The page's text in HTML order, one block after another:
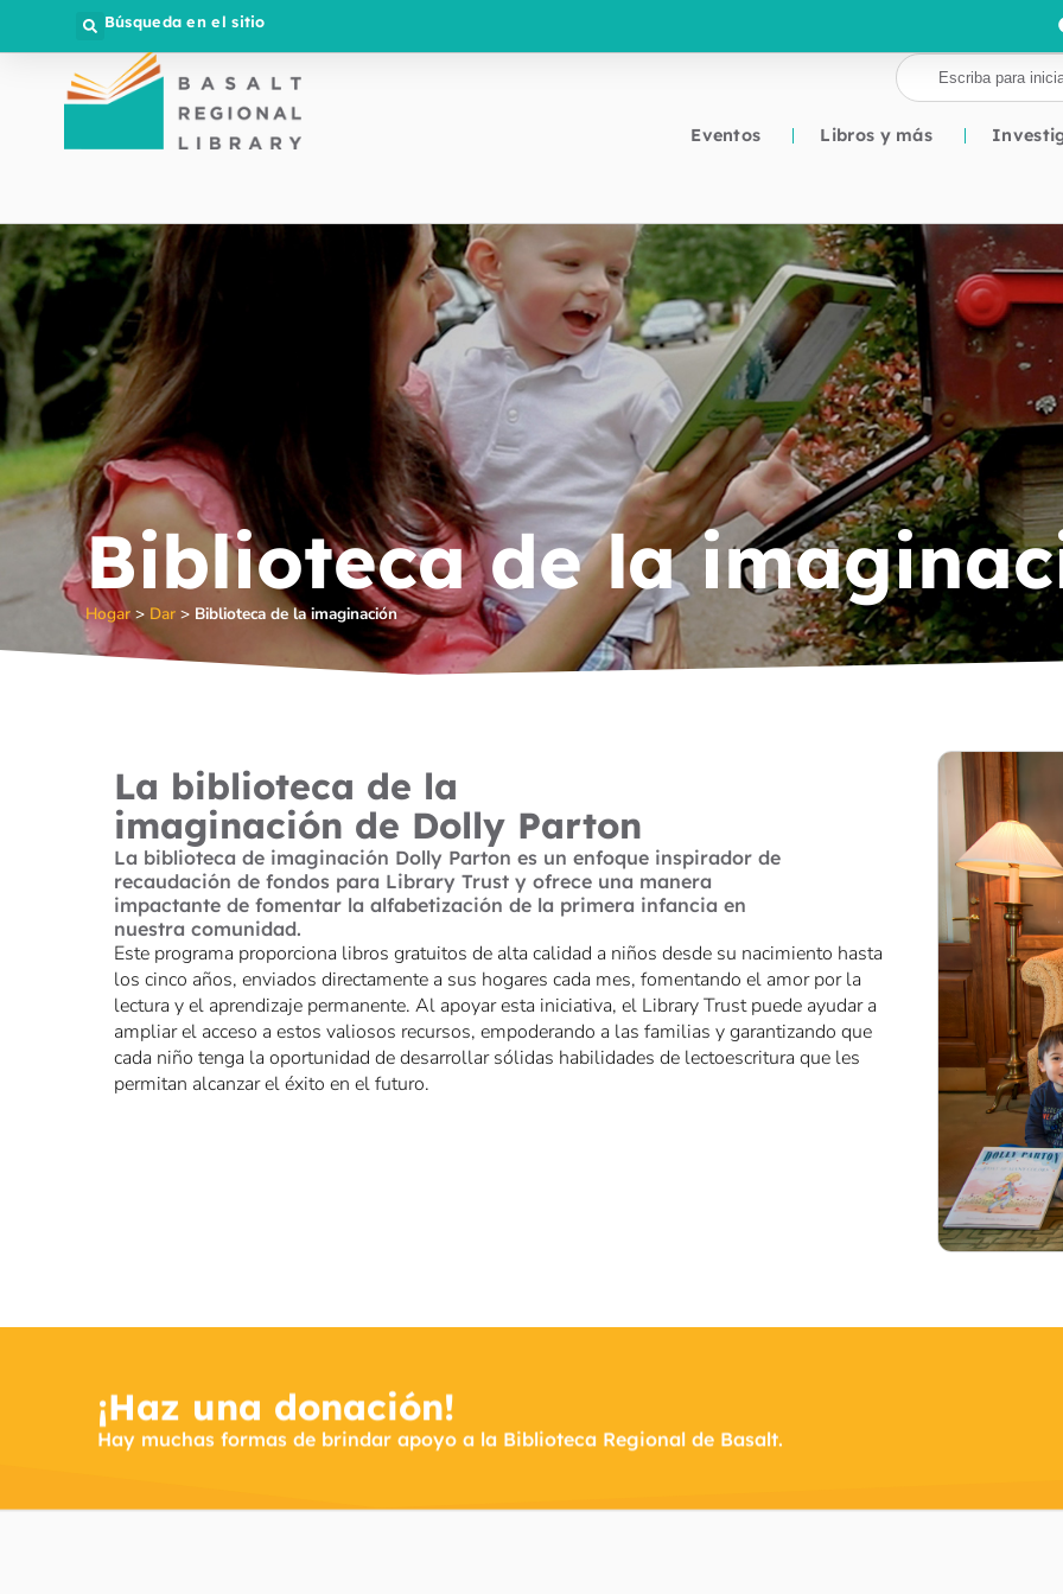
Búsqueda en el sitio
Eventos Libros y más
Biblioteca de la
Hogar> Dar > Biblioteca de la imaginación
La biblioteca de la
imaginación de Dolly Parton
La biblioteca de imaginación Dolly Parton es un enfoque inspirador de
recaudación de fondos para Library Trust y ofrece una manera
impactante de fomentar la alfabetización de la primera infancia en
nuestra comunidad.
Este programa proporciona libros gratuitos de alta calidad a niños desde su nacimiento hasta
los cinco años, enviados directamente a sus hogares cada mes, fomentando el amor por la
lectura y el aprendizaje permanente. Al apoyar esta iniciativa, el Library Trust puede ayudar a
ampliar el acceso a estos valiosos recursos, empoderando a las familias y garantizando que
cada niño tenga la oportunidad de desarrollar sólidas habilidades de lectoescritura que les
permitan alcanzar el éxito en el futuro.
¡Haz una donación!
Hay muchas formas de brindar apoyo a la Biblioteca Regional de Basalt.